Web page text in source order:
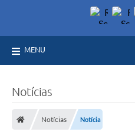
MENU
Notícias
Notícias Notícia